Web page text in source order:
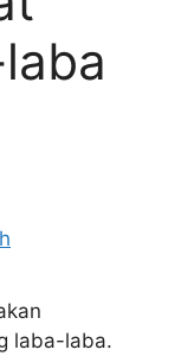
laba-laba.